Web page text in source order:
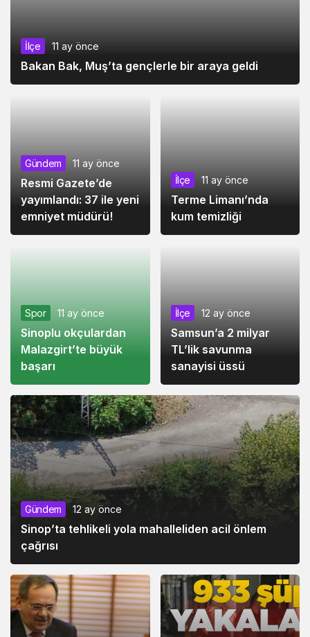
İlçe 11 ay önce
Bakan Bak, Muş’ta gençlerle bir araya geldi
Gündem 11 ay önce
Resmi Gazete’de
11 ay önce
Spor
Sinoplu okçulardan
Malazgirt’te büyük
başarı
İlçe 12 ay önce
Samsun’a 2 milyar
TL’lik savunma
sanayisi üssü
Sinop’ta tehlikeli yola mahalleliden acil önlem
çağrısı